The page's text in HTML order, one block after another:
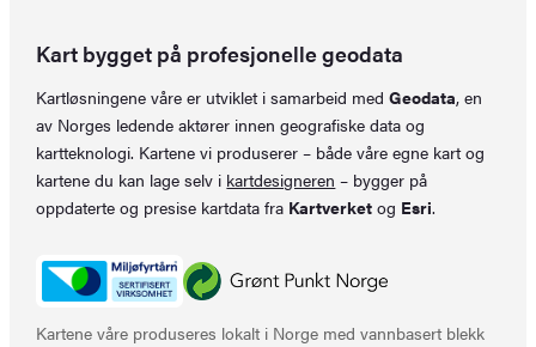
Kart bygget på profesjonelle geodata
Kartløsningene våre er utviklet i samarbeid medGeodata, en
av Norges ledende aktører innen geografiske data og
kartteknologi. Kartene vi produserer – både våre egne kart og
kartene du kan lage selv i kartdesigneren – bygger på
oppdaterte og presise kartdata fra Kartverket og Esri.
Kartene våre produseres lokalt i Norge med vannbasert blekk